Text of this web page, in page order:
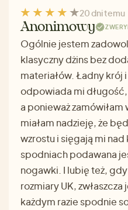
20 dni temu
Anonimowy
Ogólnie jestem
klasyczny dżins bez
materiałów. Ładny krój
odpowiada mi długość,
a ponieważ zamówiłam
miałam nadzieję, że
wzrostu i sięgają mi
spodniach podawana
nogawki. I lubię też,
rozmiary UK,
każdym razie spodnie